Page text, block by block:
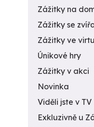
Zážitky na
Zážitky se
Zážitky ve
Únikové hry
Zážitky v akci
Novinka
Viděli jste v TV
Exkluzivně u